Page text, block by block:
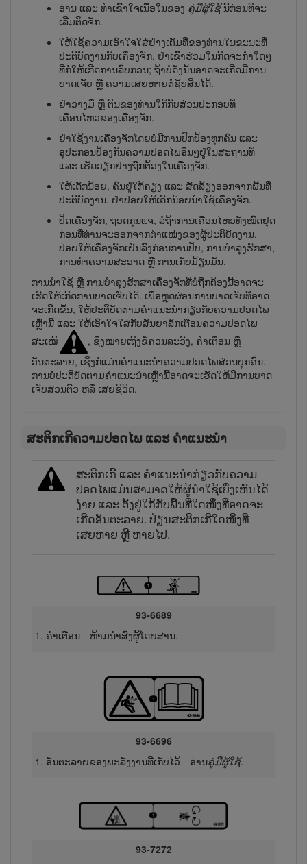
ອ່ານ ແລະ ທຳເຂົ້າໃຈເນື້ອໃນຂອງ ຄູ່ມືຜູ້​ໃຊ້ນີ້ກ່ອນທີ່ຈະ
ເລີ່ມຕິດຈັກ.
ໃຫ້ໃຊ້ຄວາມເອົາໃຈໃສ່ຢ່າງເຕັມທີ່ຂອງທ່ານໃນຂະນະທີ່
ປະຕິບັດງານກັບເຄື່ອງຈັກ. ຢ່າເຂົ້າຮ່ວມໃນກິດຈະກຳໃດໆ
ທີ່ກໍ່ໃຫ້ເກີດການລົບກວນ; ຖ້າບໍ່ດັ່ງນັ້ນອາດ​ຈະ​ເກີດ​ມີ​ການ​
ບາດ​ເຈັບ ຫຼື ຄວາມເສຍຫາຍຕໍ່ຊັບສິນໄດ້.
ຢ່າວາງມື ຫຼື ຕີນຂອງທ່ານໃກ້ກັບສ່ວນປະກອບທີ່
ເຄື່ອນໄຫວຂອງເຄື່ອງຈັກ.
ຢ່າໃຊ້ງານເຄື່ອງຈັກໂດຍບໍ່ມີການປົກປ້ອງທຸກຄົນ ແລະ
ອຸປະກອນປ້ອງກັນຄວາມປອດໄພອື່ນໆຢູ່ໃນສະຖານທີ່
ແລະ ເຮັດວຽກຢ່າງຖືກຕ້ອງໃນເຄື່ອງຈັກ.
ໃຫ້ເດັກນ້ອຍ, ຄົນຢູ່ໃກ້ຄຽງ ແລະ ສັດລ້ຽງອອກຈາກພື້ນທີ່
ປະຕິບັດງານ. ຢ່າປ່ອຍໃຫ້ເດັກນ້ອຍນຳໃຊ້ເຄື່ອງຈັກ.
ປິດເຄື່ອງຈັກ, ຖອດກຸນແຈ, ລໍຖ້າການເຄື່ອນໄຫວທັງໝົດຢຸດ
ກ່ອນທີ່ທ່ານຈະອອກຈາກຕຳແໜ່ງຂອງຜູ້ປະຕິບັດງານ.
ປ່ອຍໃຫ້ເຄື່ອງຈັກເຢັນລົງກ່ອນການປັບ, ການບຳ​ລຸງ​ຮັກ​ສາ,
ການທຳຄວາມສະອາດ ຫຼື ການເກັບມ້ຽນມັນ.
ການນຳໃຊ້ ຫຼື ການບຳລຸງຮັກສາເຄື່ອງຈັກທີ່ບໍ່ຖືກຕ້ອງນີ້ອາດຈະ
ເຮັດໃຫ້ເກີດການບາດເຈັບໄດ້. ເພື່ອຫຼຸດຜ່ອນການບາດເຈັບທີ່​ອາດ​
ຈະ​ເກີດ​ຂຶ້ນ, ໃຫ້ປະຕິບັດຕາມຄຳແນະນຳກ່ຽວກັບຄວາມປອດໄພ
ເຫຼົ່ານີ້ ແລະ ໃຫ້ເອົາໃຈໃສ່ກັບສັນຍາລັກເຕືອນຄວາມປອດໄພ
ສະເໝີ
, ຊຶ່ງໝາຍເຖິງຂໍ້ຄວນລະວັງ, ຄຳເຕືອນ ຫຼື
ອັນຕະລາຍ, ເຊິ່ງ​ກໍ່​ແມ່ນຄຳແນະນຳຄວາມປອດໄພສ່ວນບຸກຄົນ.
ການບໍ່ປະຕິບັດຕາມຄຳແນະນຳເຫຼົ່ານີ້ອາດຈະເຮັດໃຫ້ມີການບາດ
ເຈັບສ່ວນຕົວ ຫລື ເສຍຊີວິດ.
ສະຕິກເກີຄວາມປອດໄພ ແລະ ຄຳແນະນຳ
ສະຕິກເກີ້ ແລະ ຄຳແນະນຳກ່ຽວກັບຄວາມ
ປອດໄພແມ່ນສາມາດໃຫ້​ຜູ້​ນຳ​ໃຊ້​ເບິ່ງເຫັນໄດ້
ງ່າຍ ແລະ ຕັ້ງຢູ່ໃກ້ກັບພື້ນທີ່ໃດ​ໜຶ່ງ​ທີ່​ອາດ​ຈະ
ເກີດອັນຕະລາຍ. ປ່ຽນສະຕິກເກີໃດໜຶ່ງທີ່
ເສຍຫາຍ ຫຼື ຫາຍໄປ.
93-6689
ຄຳເຕືອນ—ຫ້າມນຳສົ່ງຜູ້ໂດຍສານ.
93-6696
ອັນຕະລາຍຂອງພະລັງງານທີ່​ເກັບ​ໄວ້—ອ່ານຄູ່ມືຜູ້​ໃຊ້.
93-7272